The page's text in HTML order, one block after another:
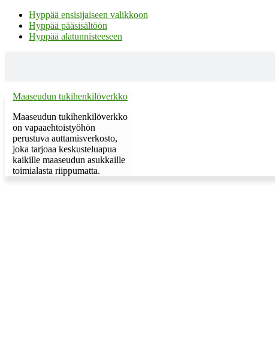
Hyppää ensisijaiseen valikkoon
Hyppää pääsisältöön
Hyppää alatunnisteeseen
Maaseudun tukihenkilöverkko
Maaseudun tukihenkilöverkko
on vapaaehtoistyöhön
perustuva auttamisverkosto,
joka tarjoaa keskusteluapua
kaikille maaseudun asukkaille
toimialasta riippumatta.